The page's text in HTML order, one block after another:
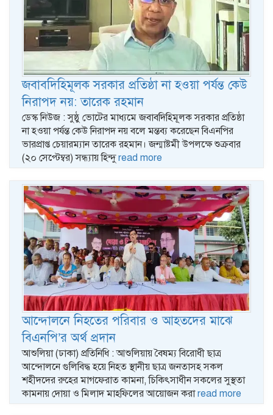
জবাবদিহিমূলক সরকার প্রতিষ্ঠা না হওয়া পর্যন্ত কেউ
নিরাপদ নয়: তারেক রহমান
ডেস্ক নিউজ : সুষ্ঠু ভোটের মাধ্যমে জবাবদিহিমূলক সরকার প্রতিষ্ঠা
না হওয়া পর্যন্ত কেউ নিরাপদ নয় বলে মন্তব্য করেছেন বিএনপির
ভারপ্রাপ্ত চেয়ারম্যান তারেক রহমান। জন্মাষ্টমী উপলক্ষে শুক্রবার
(২০ সেপ্টেম্বর) সন্ধ্যায় হিন্দুread more
আন্দোলনে নিহতের পরিবার ও আহতদের মাঝে
বিএনপি’র অর্থ প্রদান
আশুলিয়া (ঢাকা) প্রতিনিধি : আশুলিয়ায় বৈষম্য বিরোধী ছাত্র
আন্দোলনে গুলিবিদ্ধ হয়ে নিহত স্থানীয় ছাত্র জনতাসহ সকল
শহীদদের রুহের মাগফেরাত কামনা, চিকিৎসাধীন সকলের সুস্থতা
কামনায় দোয়া ও মিলাদ মাহফিলের আয়োজন করাread more